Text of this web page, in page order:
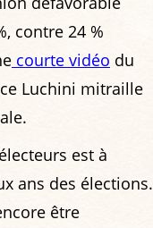
contre 24 %
courte vidéo du
Luchini mitraille
est à
ans des élections.
être